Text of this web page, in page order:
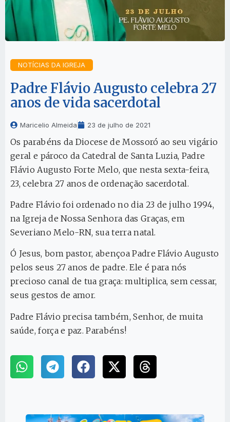
NOTÍCIAS DA IGREJA
Padre Flávio Augusto celebra 27
anos de vida sacerdotal
Maricelio Almeida 23 de julho de 2021
Os parabéns da Diocese de Mossoró ao seu vigário
geral e pároco da Catedral de Santa Luzia, Padre
Flávio Augusto Forte Melo, que nesta sexta-feira,
23, celebra 27 anos de ordenação sacerdotal.
Padre Flávio foi ordenado no dia 23 de julho 1994,
na Igreja de Nossa Senhora das Graças, em
Severiano Melo-RN, sua terra natal.
Ó Jesus, bom pastor, abençoa Padre Flávio Augusto
pelos seus 27 anos de padre. Ele é para nós
precioso canal de tua graça: multiplica, sem cessar,
seus gestos de amor.
Padre Flávio precisa também, Senhor, de muita
saúde, força e paz. Parabéns!